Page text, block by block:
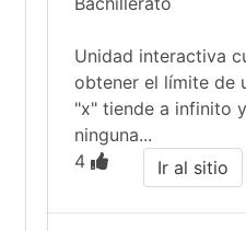
Unidad interactiva
obtener el límite de
"x" tiende a infinito
ninguna...
4
Ir al sitio